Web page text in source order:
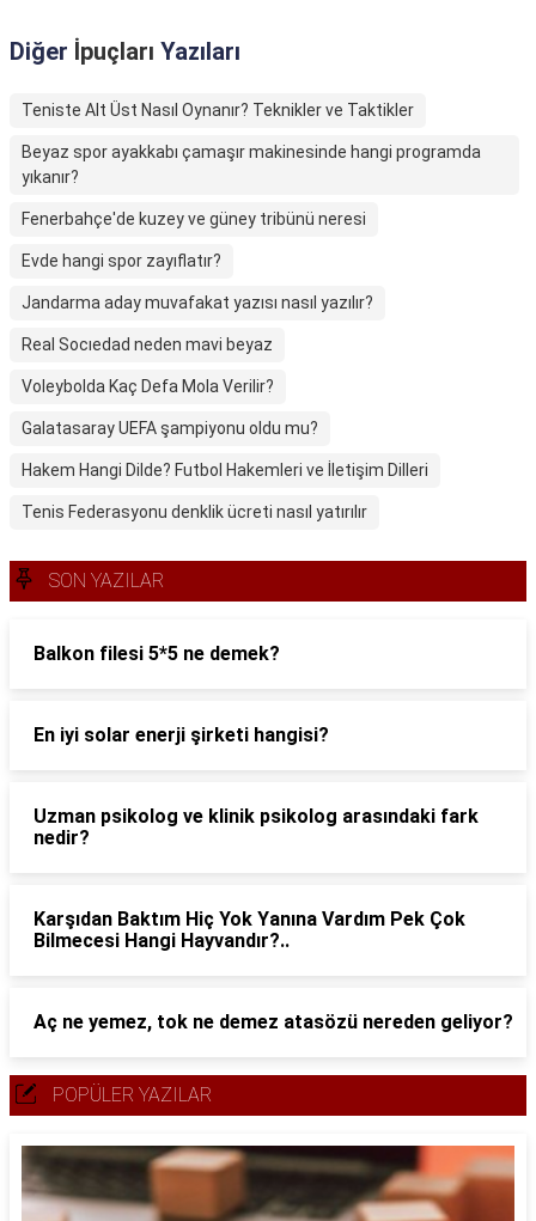
Diğer İpuçları Yazıları
Teniste Alt Üst Nasıl Oynanır? Teknikler ve Taktikler
Beyaz spor ayakkabı çamaşır makinesinde hangi programda
yıkanır?
Fenerbahçe'de kuzey ve güney tribünü neresi
Evde hangi spor zayıflatır?
Jandarma aday muvafakat yazısı nasıl yazılır?
Real Socıedad neden mavi beyaz
Voleybolda Kaç Defa Mola Verilir?
Galatasaray UEFA şampiyonu oldu mu?
Hakem Hangi Dilde? Futbol Hakemleri ve İletişim Dilleri
Tenis Federasyonu denklik ücreti nasıl yatırılır
SON YAZILAR
Balkon filesi 5*5 ne demek?
En iyi solar enerji şirketi hangisi?
Uzman psikolog ve klinik psikolog arasındaki fark
nedir?
Karşıdan Baktım Hiç Yok Yanına Vardım Pek Çok
Bilmecesi Hangi Hayvandır?..
Aç ne yemez, tok ne demez atasözü nereden geliyor?
POPÜLER YAZILAR